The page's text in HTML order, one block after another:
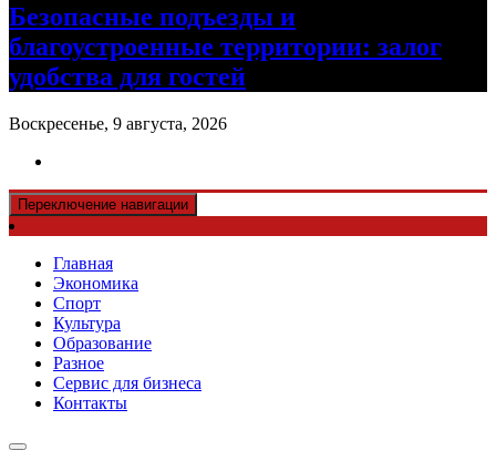
Безопасные подъезды и
благоустроенные территории: залог
удобства для гостей
Воскресенье, 9 августа, 2026
Переключение навигации
Главная
Экономика
Спорт
Культура
Образование
Разное
Сервис для бизнеса
Контакты